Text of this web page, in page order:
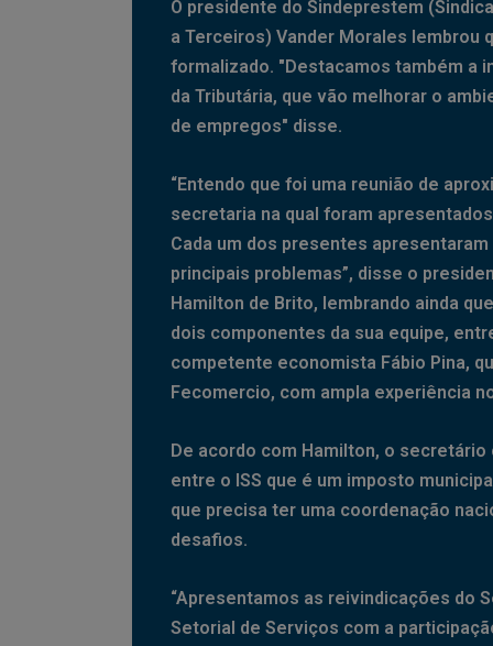
O presidente do Sindeprestem
a Terceiros) Vander Morales
formalizado. "Destacamos também a
da Tributária, que vão melhorar o
de empregos" disse.
“Entendo que foi uma reunião de
secretaria na qual foram
Cada um dos presentes
principais problemas”, disse o
Hamilton de Brito, lembrando ainda
dois componentes da sua equipe,
competente economista Fábio Pina,
Fecomercio, com ampla experiência
De acordo com Hamilton, o
entre o ISS que é um imposto
que precisa ter uma coordenação
desafios.
“Apresentamos as reivindicações do
Setorial de Serviços com a